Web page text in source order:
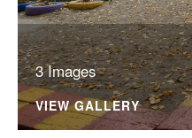
3 Images
VIEW GALLERY